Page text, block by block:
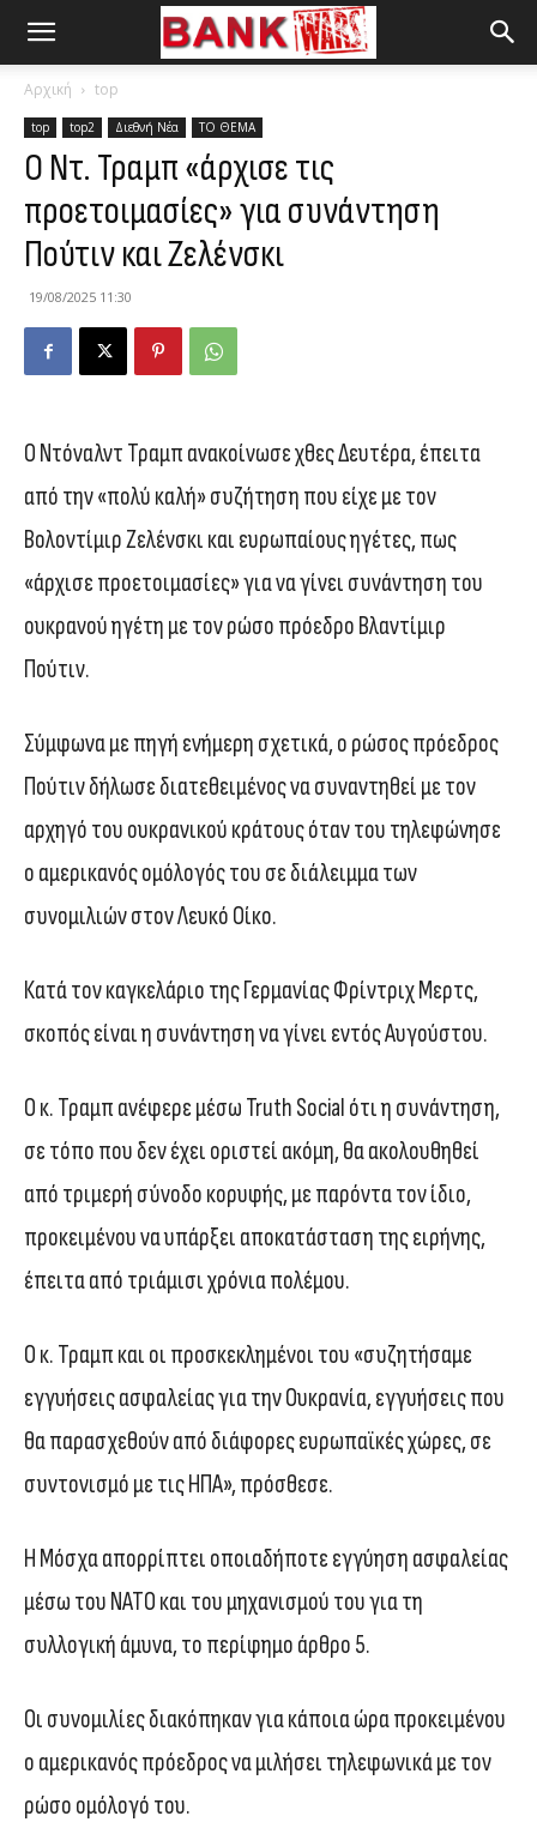
Αρχική top
top top2 Διεθνή Νέα ΤΟ ΘΕΜΑ
Ο Ντ. Τραμπ «άρχισε τις
προετοιμασίες» για συνάντηση
Πούτιν και Ζελένσκι
19/08/2025 11:30
Ο Ντόναλντ Τραμπ ανακοίνωσε χθες Δευτέρα, έπειτα
από την «πολύ καλή» συζήτηση που είχε με τον
Βολοντίμιρ Ζελένσκι και ευρωπαίους ηγέτες, πως
«άρχισε προετοιμασίες» για να γίνει συνάντηση του
ουκρανού ηγέτη με τον ρώσο πρόεδρο Βλαντίμιρ
Πούτιν.
Σύμφωνα με πηγή ενήμερη σχετικά, ο ρώσος πρόεδρος
Πούτιν δήλωσε διατεθειμένος να συναντηθεί με τον
αρχηγό του ουκρανικού κράτους όταν του τηλεφώνησε
ο αμερικανός ομόλογός του σε διάλειμμα των
συνομιλιών στον Λευκό Οίκο.
Κατά τον καγκελάριο της Γερμανίας Φρίντριχ Μερτς,
σκοπός είναι η συνάντηση να γίνει εντός Αυγούστου.
Ο κ. Τραμπ ανέφερε μέσω Truth Social ότι η συνάντηση,
σε τόπο που δεν έχει οριστεί ακόμη, θα ακολουθηθεί
από τριμερή σύνοδο κορυφής, με παρόντα τον ίδιο,
προκειμένου να υπάρξει αποκατάσταση της ειρήνης,
έπειτα από τριάμισι χρόνια πολέμου.
Ο κ. Τραμπ και οι προσκεκλημένοι του «συζητήσαμε
εγγυήσεις ασφαλείας για την Ουκρανία, εγγυήσεις που
θα παρασχεθούν από διάφορες ευρωπαϊκές χώρες, σε
συντονισμό με τις ΗΠΑ», πρόσθεσε.
Η Μόσχα απορρίπτει οποιαδήποτε εγγύηση ασφαλείας
μέσω του NATO και του μηχανισμού του για τη
συλλογική άμυνα, το περίφημο άρθρο 5.
Οι συνομιλίες διακόπηκαν για κάποια ώρα προκειμένου
ο αμερικανός πρόεδρος να μιλήσει τηλεφωνικά με τον
ρώσο ομόλογό του.